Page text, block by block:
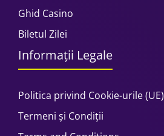
Ghid Casino
Biletul Zilei
Informații Legale
Politica privind Cookie-urile (UE)
Termeni și Condiții